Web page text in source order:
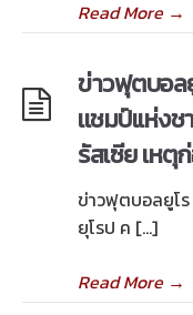
Read More→
ข่าวฟุตบอล
เเชมป์เเห่ง
รัสเซีย เหตุ
ข่าวฟุตบอลยูโ
ยุโรป ค […]
Read More→